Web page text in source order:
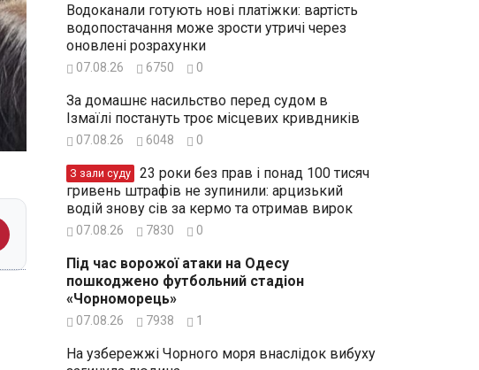
Водоканали готують нові платіжки: вартість
водопостачання може зрости утричі через
оновлені розрахунки
07.08.26 6750 0
За домашнє насильство перед судом в
Ізмаїлі постануть троє місцевих кривдників
07.08.26 6048 0
З зали суду
гривень штрафів не зупинили: арцизький
водій знову сів за кермо та отримав вирок
07.08.26 7830 0
Під час ворожої атаки на Одесу
пошкоджено футбольний стадіон
«Чорноморець»
07.08.26 7938 1
На узбережжі Чорного моря внаслідок вибуху